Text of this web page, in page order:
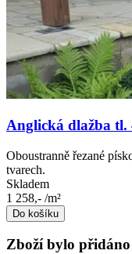
Anglická dlažba tl.
Oboustranně řezané
tvarech.
Skladem
1 258,- /m²
Do košíku
Zboží bylo